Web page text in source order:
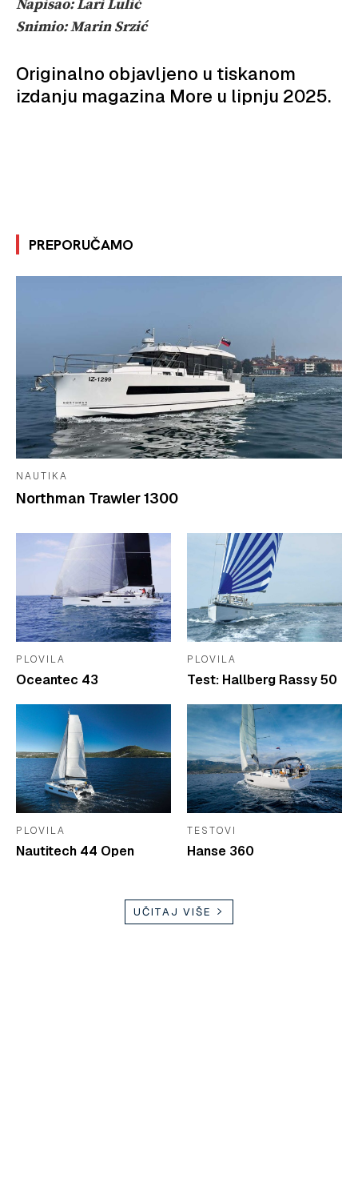
Napisao: Lari Lulić
Snimio: Marin Srzić
Originalno objavljeno u tiskanom
izdanju magazina More u lipnju 2025.
PREPORUČAMO
NAUTIKA
Northman Trawler 1300
PLOVILA
Oceantec 43
PLOVILA
Test: Hallberg Rassy 50
PLOVILA
Nautitech 44 Open
TESTOVI
Hanse 360
UČITAJ VIŠE